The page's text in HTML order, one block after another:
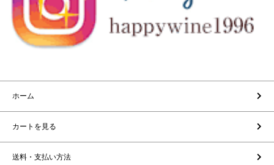
ホーム
カートを見る
送料・支払い方法